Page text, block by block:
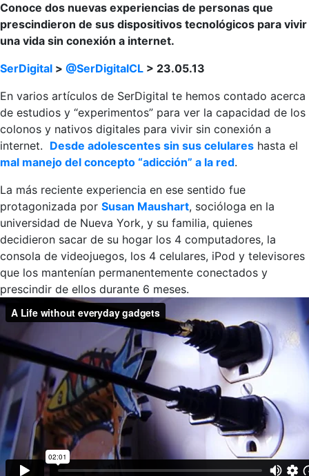
Conoce dos nuevas experiencias de personas que
prescindieron de sus dispositivos tecnológicos para vivir
una vida sin conexión a internet.
SerDigital > @SerDigitalCL > 23.05.13
En varios artículos de SerDigital te hemos contado acerca
de estudios y “experimentos” para ver la capacidad de los
colonos y nativos digitales para vivir sin conexión a
internet. Desde adolescentes sin sus celulares hasta el
mal manejo del concepto “adicción” a la red.
La más reciente experiencia en ese sentido fue
protagonizada por Susan Maushart, socióloga en la
universidad de Nueva York, y su familia, quienes
decidieron sacar de su hogar los 4 computadores, la
consola de videojuegos, los 4 celulares, iPod y televisores
que los mantenían permanentemente conectados y
prescindir de ellos durante 6 meses.